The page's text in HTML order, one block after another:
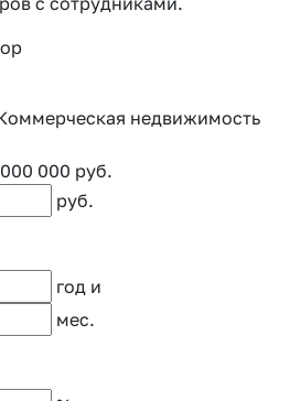
недвижимость
000 руб.
руб.
год и
мес.